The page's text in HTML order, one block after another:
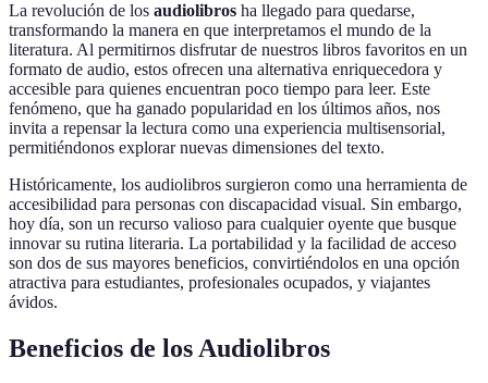
La revolución de los audiolibros ha llegado para quedarse,
transformando la manera en que interpretamos el mundo de la
literatura. Al permitirnos disfrutar de nuestros libros favoritos en un
formato de audio, estos ofrecen una alternativa enriquecedora y
accesible para quienes encuentran poco tiempo para leer. Este
fenómeno, que ha ganado popularidad en los últimos años, nos
invita a repensar la lectura como una experiencia multisensorial,
permitiéndonos explorar nuevas dimensiones del texto.
Históricamente, los audiolibros surgieron como una herramienta de
accesibilidad para personas con discapacidad visual. Sin embargo,
hoy día, son un recurso valioso para cualquier oyente que busque
innovar su rutina literaria. La portabilidad y la facilidad de acceso
son dos de sus mayores beneficios, convirtiéndolos en una opción
atractiva para estudiantes, profesionales ocupados, y viajantes
ávidos.
Beneficios de los Audiolibros